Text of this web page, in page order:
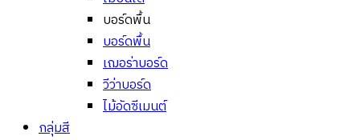
บอร์ดพื้น
บอร์ดพื้น
เฌอร่าบอร์ด
วีว่าบอร์ด
ไม้อัดซีเมนต์
กลุ่มสี